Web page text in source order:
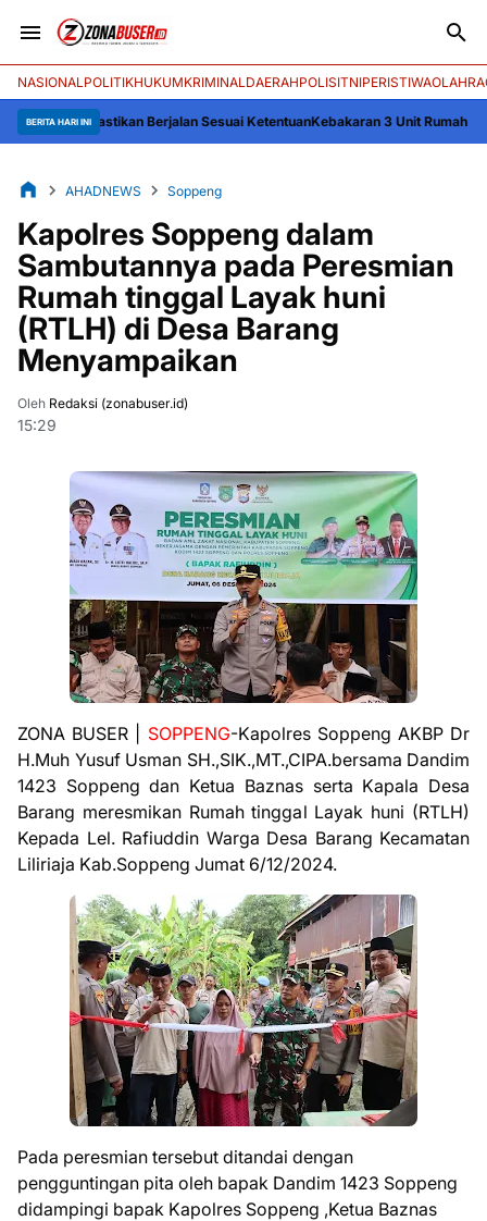
NASIONALPOLITIKHUKUMKRIMINALDAERAHPOLISITNIPERISTIWA
BERITA HARI INI
Pastikan Berjalan Sesuai KetentuanKebakaran 3 Unit Rumah Panggung di
AHADNEWS Soppeng
Kapolres Soppeng dalam
Sambutannya pada Peresmian
Rumah tinggal Layak huni
(RTLH) di Desa Barang
Menyampaikan
Oleh Redaksi (zonabuser.id)
15:29
ZONA BUSER | SOPPENG-Kapolres Soppeng AKBP Dr
H.Muh Yusuf Usman SH.,SIK.,MT.,CIPA.bersama Dandim
1423 Soppeng dan Ketua Baznas serta Kapala Desa
Barang meresmikan Rumah tinggal Layak huni (RTLH)
Kepada Lel. Rafiuddin Warga Desa Barang Kecamatan
Liliriaja Kab.Soppeng Jumat 6/12/2024.
Pada peresmian tersebut ditandai dengan
pengguntingan pita oleh bapak Dandim 1423 Soppeng
didampingi bapak Kapolres Soppeng ,Ketua Baznas